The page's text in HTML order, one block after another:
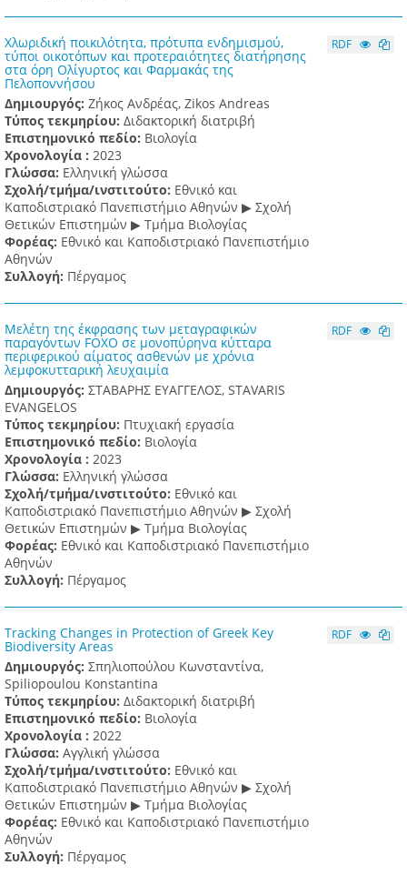
Χλωριδική ποικιλότητα, πρότυπα ενδημισμού,
τύποι οικοτόπων και προτεραιότητες διατήρησης
στα όρη Ολίγυρτος και Φαρμακάς της
Πελοποννήσου
Δημιουργός: Ζήκος Ανδρέας, Zikos Andreas
Τύπος τεκμηρίου: Διδακτορική διατριβή
Επιστημονικό πεδίο: Βιολογία
Χρονολογία : 2023
Γλώσσα: Ελληνική γλώσσα
Σχολή/τμήμα/ινστιτούτο: Εθνικό και
Καποδιστριακό Πανεπιστήμιο Αθηνών ▶ Σχολή
Θετικών Επιστημών ▶ Τμήμα Βιολογίας
Φορέας: Εθνικό και Καποδιστριακό Πανεπιστήμιο
Αθηνών
Συλλογή: Πέργαμος
RDF
Μελέτη της έκφρασης των μεταγραφικών
παραγόντων FOXO σε μονοπύρηνα κύτταρα
περιφερικού αίματος ασθενών με χρόνια
λεμφοκυτταρική λευχαιμία
Δημιουργός: ΣΤΑΒΑΡΗΣ ΕΥΑΓΓΕΛΟΣ, STAVARIS
EVANGELOS
Τύπος τεκμηρίου: Πτυχιακή εργασία
Επιστημονικό πεδίο: Βιολογία
Χρονολογία : 2023
Γλώσσα: Ελληνική γλώσσα
Σχολή/τμήμα/ινστιτούτο: Εθνικό και
Καποδιστριακό Πανεπιστήμιο Αθηνών ▶ Σχολή
Θετικών Επιστημών ▶ Τμήμα Βιολογίας
Φορέας: Εθνικό και Καποδιστριακό Πανεπιστήμιο
Αθηνών
Συλλογή: Πέργαμος
RDF
Tracking Changes in Protection of Greek Key
Biodiversity Areas
Δημιουργός: Σπηλιοπούλου Κωνσταντίνα,
Spiliopoulou Konstantina
Τύπος τεκμηρίου: Διδακτορική διατριβή
Επιστημονικό πεδίο: Βιολογία
Χρονολογία : 2022
Γλώσσα: Αγγλική γλώσσα
Σχολή/τμήμα/ινστιτούτο: Εθνικό και
Καποδιστριακό Πανεπιστήμιο Αθηνών ▶ Σχολή
Θετικών Επιστημών ▶ Τμήμα Βιολογίας
Φορέας: Εθνικό και Καποδιστριακό Πανεπιστήμιο
Αθηνών
Συλλογή: Πέργαμος
RDF